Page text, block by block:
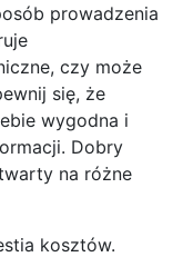
prowadzenia
czy może
się, że
wygodna i
Dobry
na różne
kosztów.